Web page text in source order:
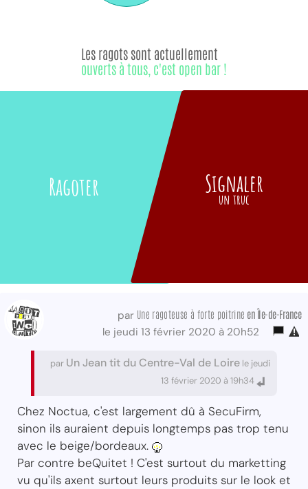
Ragoter
Les ragots sont actuellement
ouverts à tous, c'est open bar !
Signaler
un truc
par Une ragoteuse à forte poitrine en Île-de-France
le jeudi 13 février 2020 à 20h52
par Un Jean tit du Centre-Val de Loire le jeudi
13 février 2020 à 19h34
Chez Noctua, c'est largement dû à SecuFirm,
sinon ils auraient depuis longtemps pas trop tenu
avec le beige/bordeaux.
Par contre beQuitet ! C'est surtout du marketting
vu qu'ils axent surtout leurs produits sur le look et